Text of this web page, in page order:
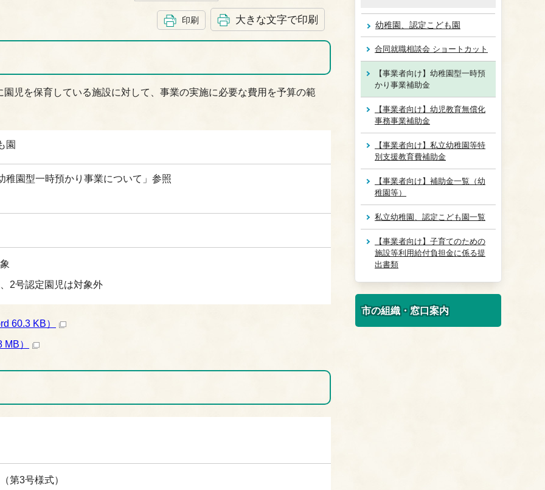
印刷 大きな文字で印刷
児を保育している施設に対して、事業の実施に必要な費用を予算の範
園
稚園型一時預かり事業について」参照
2号認定園児は対象外
60.3 KB）
）
第3号様式）
幼稚園、認定こども園
合同就職相談会 ショートカット
【事業者向け】幼稚園型一時預
かり事業補助金
【事業者向け】幼児教育無償化
事務事業補助金
【事業者向け】私立幼稚園等特
別支援教育費補助金
【事業者向け】補助金一覧（幼
稚園等）
私立幼稚園、認定こども園一覧
【事業者向け】子育てのための
施設等利用給付負担金に係る提
出書類
市の組織・窓口案内